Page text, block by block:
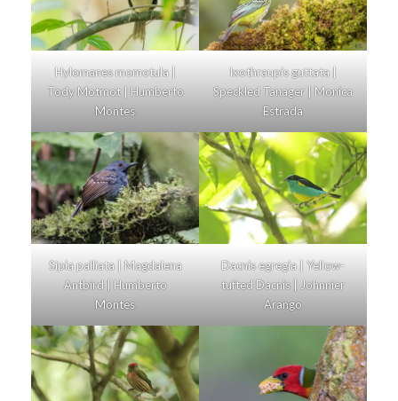
Hylomanes momotula |
Tody Motmot | Humberto
Montes
Ixothraupis guttata |
Speckled Tanager | Monica
Estrada
Sipia palliata | Magdalena
Antbird | Humberto
Montes
Dacnis egregia | Yellow-
tufted Dacnis | Johnnier
Arango